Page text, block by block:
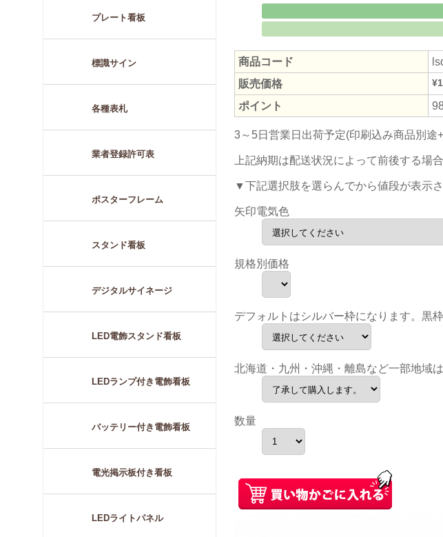
プレート看板
標識サイン
各種表札
業者登録許可表
ポスターフレーム
スタンド看板
デジタルサイネージ
LED電飾スタンド看板
LEDランプ付き電飾看板
バッテリー付き電飾看板
電光掲示板付き看板
LEDライトパネル
商品コード
販売価格
¥
ポイント
3～5日営業日出荷予定(印刷込み商品別途
上記納期は配送状況によって前後する場
▼下記選択肢を選らんでから値段が表示
矢印電気色
規格別価格
デフォルトはシルバー枠になります。黒
北海道・九州・沖縄・離島など一部地域
数量